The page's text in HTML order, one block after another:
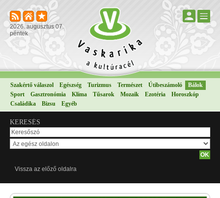
2026. augusztus 07.
péntek
Szakértő válaszol Egészség Turizmus Természet Útibeszámoló
Bálok
Sport
Gasztronómia Klíma Tűsarok Mozaik Ezotéria
Horoszkóp
Családika
Bizsu Egyéb
KERESÉS
Vissza az előző oldalra